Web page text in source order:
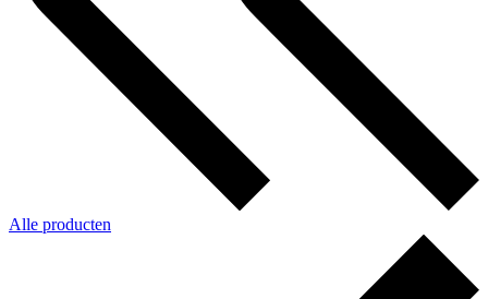
Alle producten